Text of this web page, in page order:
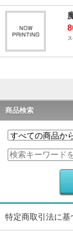
商品検索
特定商取引法に基